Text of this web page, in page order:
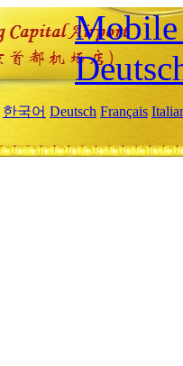
Mobile
한국어 Deutsch Français